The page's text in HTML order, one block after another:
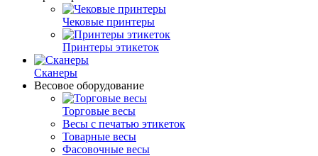
Чековые принтеры
Принтеры этикеток
Сканеры
Весовое оборудование
Торговые весы
Весы с печатью этикеток
Товарные весы
Фасовочные весы